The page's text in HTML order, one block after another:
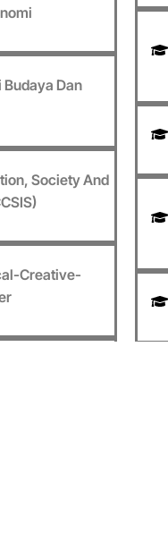
Budaya Dan
Society And
Creative-